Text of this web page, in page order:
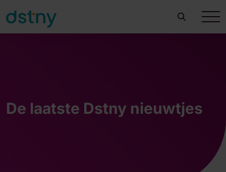
De laatste Dstny nieuwtjes